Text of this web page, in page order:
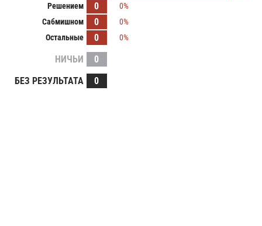
Решением
0
0%
Сабмишном
0
0%
Остальные
0 0%
НИЧЬИ
0
БЕЗ РЕЗУЛЬТАТА
0